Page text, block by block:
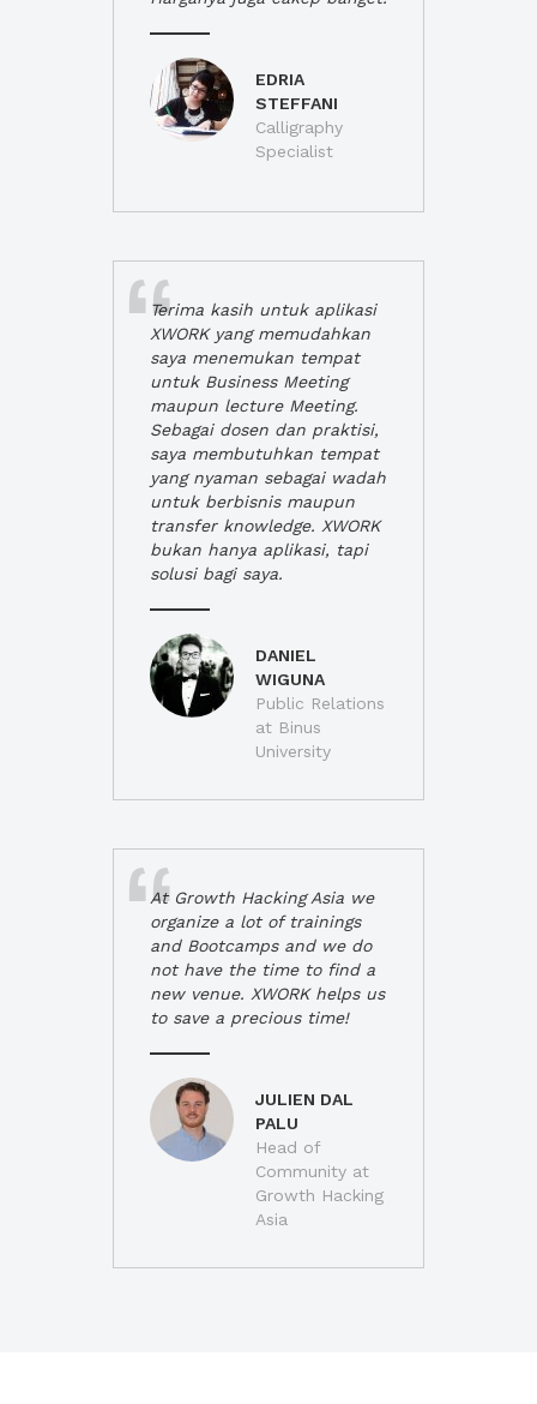
EDRIA
STEFFANI
Calligraphy
Specialist
Terima kasih untuk aplikasi
XWORK yang memudahkan
saya menemukan tempat
untuk Business Meeting
maupun lecture Meeting.
Sebagai dosen dan praktisi,
saya membutuhkan tempat
yang nyaman sebagai wadah
untuk berbisnis maupun
transfer knowledge. XWORK
bukan hanya aplikasi, tapi
solusi bagi saya.
DANIEL
WIGUNA
Public Relations
at Binus
University
At Growth Hacking Asia we
organize a lot of trainings
and Bootcamps and we do
not have the time to find a
new venue. XWORK helps us
to save a precious time!
JULIEN DAL
PALU
Head of
Community at
Growth Hacking
Asia